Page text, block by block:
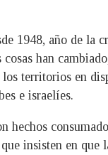
1948, año de la
cosas han
territorios en
e israelíes.
hechos
insisten en que